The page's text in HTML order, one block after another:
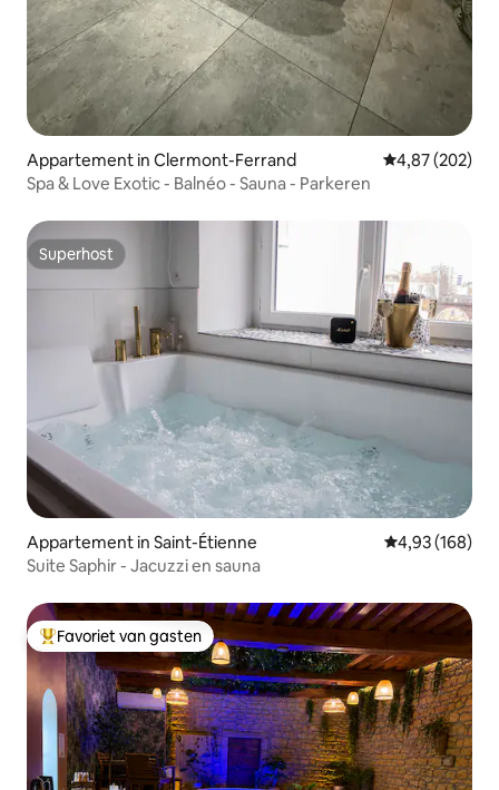
Appartement in Clermont-Ferrand Gemiddelde
4,87 (202)
Spa & Love Exotic - Balnéo - Sauna - Parkeren
Superhost
Superhost
Appartement in Saint-Étienne Gemiddelde
4,93 (168)
Suite Saphir - Jacuzzi en sauna
Topfavoriet van gasten
Favoriet van gasten